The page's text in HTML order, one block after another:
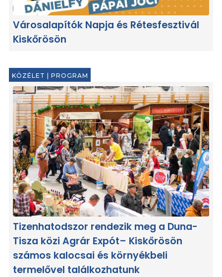
Városalapítók Napja és Rétesfesztivál
Kiskőrösön
KÖZÉLET | PROGRAM
Tizenhatodszor rendezik meg a Duna-
Tisza közi Agrár Expót– Kiskőrösön
számos kalocsai és környékbeli
termelővel találkozhatunk